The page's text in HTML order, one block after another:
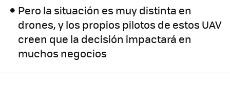
Pero la situación es muy distinta en
drones, y los propios pilotos de estos UAV
creen que la decisión impactará en
muchos negocios